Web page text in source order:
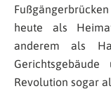
heute als
anderem als
Revolution sogar